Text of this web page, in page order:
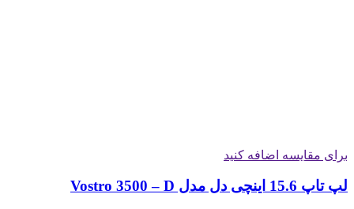
برای مقایسه اضافه کنید
لپ تاپ 15.6 اینچی دل مدل Vostro 3500 – D